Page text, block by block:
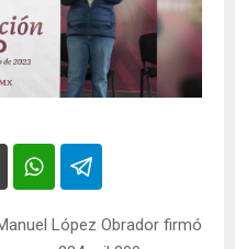
López Obrador firmó